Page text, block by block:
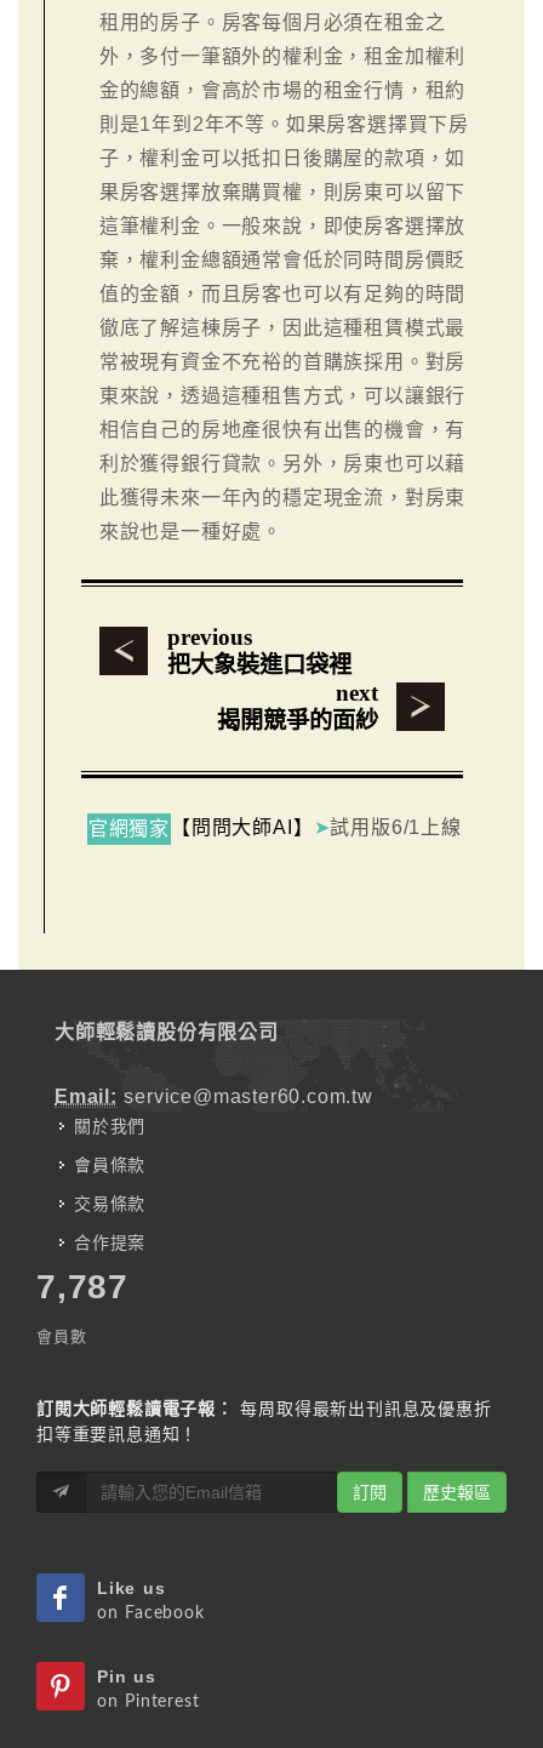
租用的房子。房客每個月必須在租金之
外，多付一筆額外的權利金，租金加權利
金的總額，會高於市場的租金行情，租約
則是1年到2年不等。如果房客選擇買下房
子，權利金可以抵扣日後購屋的款項，如
果房客選擇放棄購買權，則房東可以留下
這筆權利金。一般來說，即使房客選擇放
棄，權利金總額通常會低於同時間房價貶
值的金額，而且房客也可以有足夠的時間
徹底了解這棟房子，因此這種租賃模式最
常被現有資金不充裕的首購族採用。對房
東來說，透過這種租售方式，可以讓銀行
相信自己的房地產很快有出售的機會，有
利於獲得銀行貸款。另外，房東也可以藉
此獲得未來一年內的穩定現金流，對房東
來說也是一種好處。
previous
把大象裝進口袋裡
next
揭開競爭的面紗
官網獨家 【問問大師AI】 ➤試用版6/1上線
大師輕鬆讀股份有限公司
Email: service@master60.com.tw
關於我們
會員條款
交易條款
合作提案
7,787
會員數
訂閱大師輕鬆讀電子報：
每周取得最新出刊訊息及優惠折
扣等重要訊息通知！
訂閱 歷史報區
Like us
on Facebook
Pin us
on Pinterest